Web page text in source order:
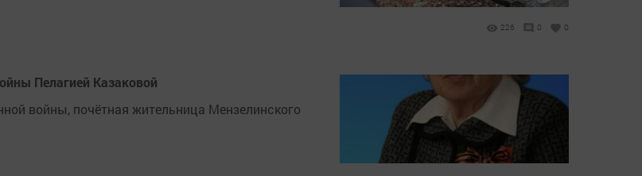
226 0 0
Пелагией Казаковой
войны, почётная жительница Мензелинского